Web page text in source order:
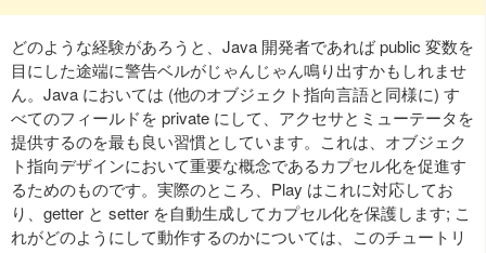
どのような経験があろうと、Java 開発者であれば public 変数を
目にした途端に警告ベルがじゃんじゃん鳴り出すかもしれませ
ん。Java においては (他のオブジェクト指向言語と同様に) す
べてのフィールドを private にして、アクセサとミューテータを
提供するのを最も良い習慣としています。これは、オブジェク
ト指向デザインにおいて重要な概念であるカプセル化を促進す
るためのものです。実際のところ、Play はこれに対応してお
り、getter と setter を自動生成してカプセル化を保護します; こ
れがどのようにして動作するのかについては、このチュートリ